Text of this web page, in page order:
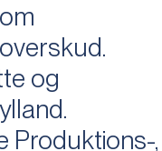
og
Produktions-,